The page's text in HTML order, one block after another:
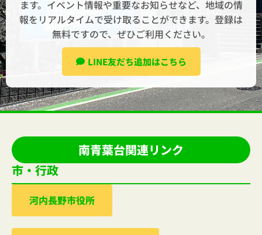
ます。イベント情報や重要なお知らせなど、地域の情
報をリアルタイムで受け取ることができます。登録は
無料ですので、ぜひご利用ください。
LINE友だち追加はこちら
南青葉台関連リンク
市・行政
河内⻑野市役所